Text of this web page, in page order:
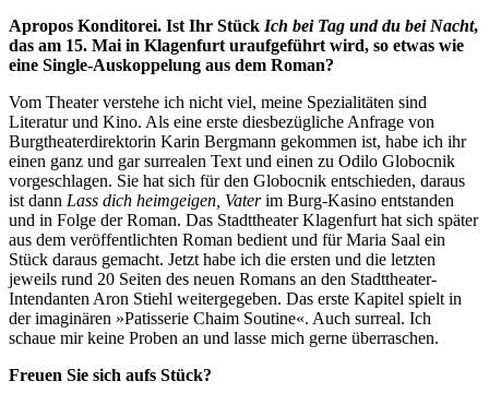
Apropos Konditorei. Ist Ihr Stück Ich bei Tag und du bei Nacht,
das am 15. Mai in Klagenfurt uraufgeführt wird, so etwas wie
eine Single-Auskoppelung aus dem Roman?
Vom Theater verstehe ich nicht viel, meine Spezialitäten sind
Literatur und Kino. Als eine erste diesbezügliche Anfrage von
Burgtheaterdirektorin Karin Bergmann gekommen ist, habe ich ihr
einen ganz und gar surrealen Text und einen zu Odilo Globocnik
vorgeschlagen. Sie hat sich für den Globocnik entschieden, daraus
ist dann Lass dich heimgeigen, Vaterim Burg-Kasino entstanden
und in Folge der Roman. Das Stadttheater Klagenfurt hat sich später
aus dem veröffentlichten Roman bedient und für Maria Saal ein
Stück daraus gemacht. Jetzt habe ich die ersten und die letzten
jeweils rund 20 Seiten des neuen Romans an den Stadttheater-
Intendanten Aron Stiehl weitergegeben. Das erste Kapitel spielt in
der imaginären »Patisserie Chaim Soutine«. Auch surreal. Ich
schaue mir keine Proben an und lasse mich gerne überraschen.
Freuen Sie sich aufs Stück?